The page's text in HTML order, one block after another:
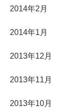
2014年2月
2014年1月
2013年12月
2013年11月
2013年10月